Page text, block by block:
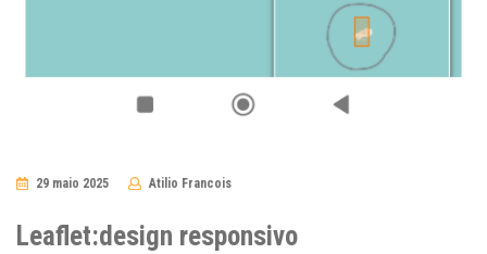
29 maio 2025 Atilio Francois
Leaflet:design responsivo